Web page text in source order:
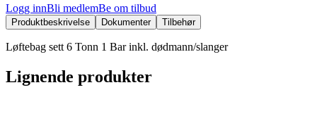
Logg innBli medlemBe om tilbud
Produktbeskrivelse Dokumenter Tilbehør
Løftebag sett 6 Tonn 1 Bar inkl. dødmann/slanger
Lignende produkter